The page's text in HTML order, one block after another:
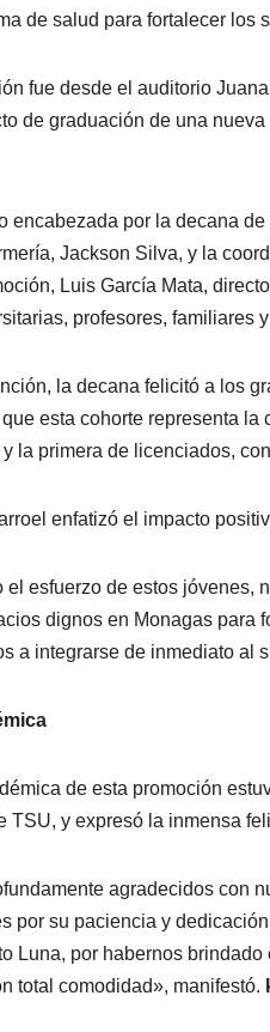
de salud para fortalecer los
fue desde el auditorio
de graduación de una
encabezada por la decana
Jackson Silva, y la
Luis García Mata,
profesores, familiares
la decana felicitó a los
esta cohorte representa
la primera de licenciados,
enfatizó el impacto
el esfuerzo de estos jóvenes,
dignos en Monagas para
a integrarse de inmediato al
de esta promoción
TSU, y expresó la inmensa
agradecidos con
por su paciencia y
Luna, por habernos
total comodidad», manifestó.